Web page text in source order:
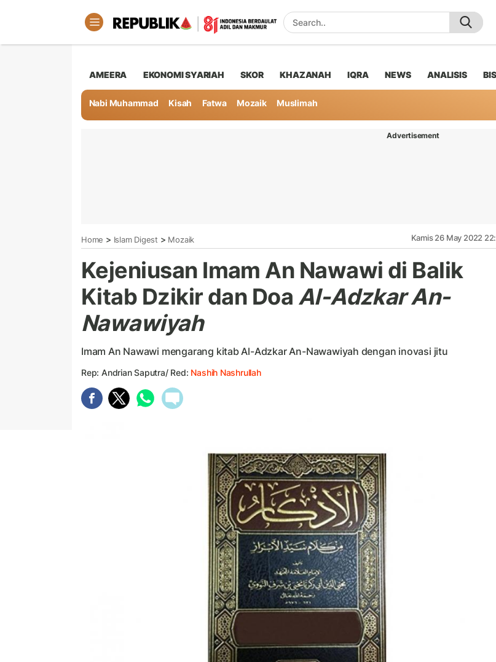
AMEERA EKONOMI SYARIAH SKOR KHAZANAH IQRA NEWS ANALISIS
Nabi Muhammad Kisah Fatwa Mozaik Muslimah
Advertisement
Home > Islam Digest > Mozaik Kamis 26 May 2022
Kejeniusan Imam An Nawawi di Balik
Kitab Dzikir dan Doa Al-Adzkar An-
Nawawiyah
Imam An Nawawi mengarang kitab Al-Adzkar An-Nawawiyah dengan inovasi jitu
Rep: Andrian Saputra/ Red: Nashih Nashrullah